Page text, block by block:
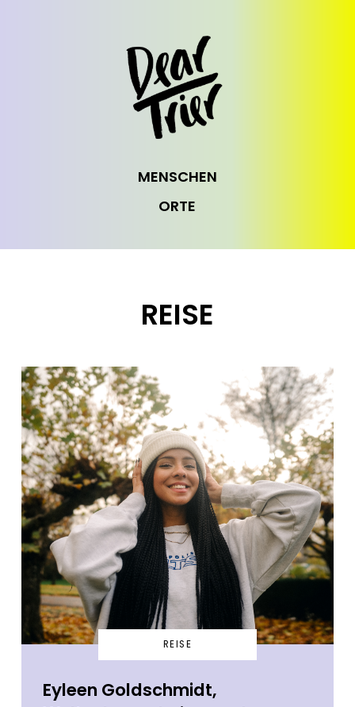
MENSCHEN
ORTE
REISE
REISE
Eyleen Goldschmidt,